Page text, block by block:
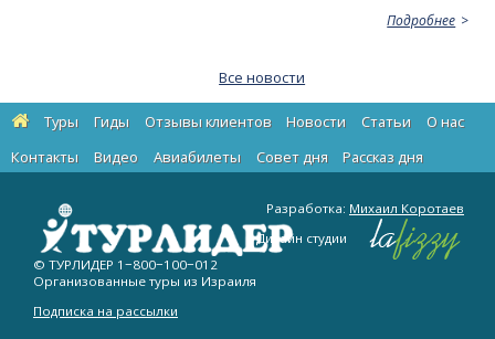
Подробнее
Все новости
Туры Гиды Отзывы клиентов Новости Статьи
О нас
Контакты
Видео Авиабилеты Cовет дня Рассказ дня
© ТУРЛИДЕР 1−800−100−012
Организованные туры из Израиля
Подписка на рассылки
Разработка: Михаил Коротаев
Дизайн студии